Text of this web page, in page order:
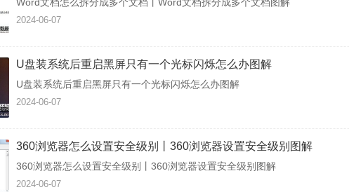
2024-06-07
U盘装系统后重启黑屏只有一个光标闪烁怎么办图解
U盘装系统后重启黑屏只有一个光标闪烁怎么办图解
2024-06-07
360浏览器怎么设置安全级别丨360浏览器设置安全级别图解
360浏览器怎么设置安全级别丨360浏览器设置安全级别图解
2024-06-07